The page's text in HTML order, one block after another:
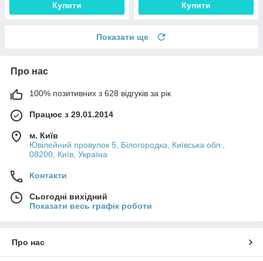
Купити Купити
Показати ще
Про нас
100% позитивних з 628 відгуків за рік
Працює з 29.01.2014
м. Київ
Ювілейний провулок 5, Білогородка, Київська обл.,
08200, Київ, Україна
Контакти
Сьогодні вихідний
Показати весь графік роботи
Про нас